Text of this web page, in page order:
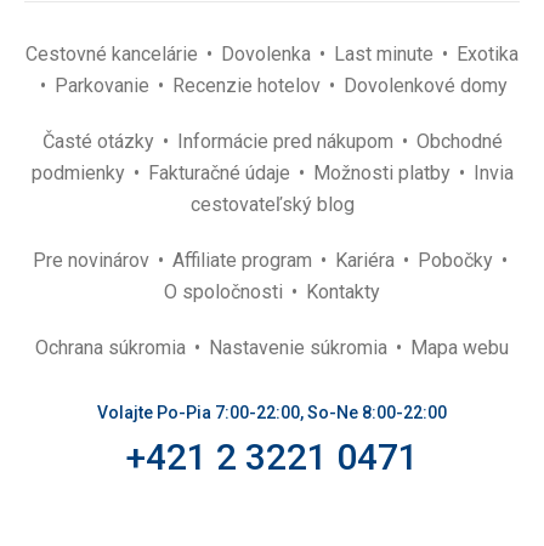
Cestovné kancelárie Dovolenka Last minute
Exotika
Parkovanie
Recenzie hotelov Dovolenkové domy
Časté otázky Informácie pred nákupom
Obchodné
podmienky
Fakturačné údaje Možnosti platby
Invia
cestovateľský blog
Pre novinárov Affiliate program Kariéra
Pobočky
O spoločnosti
Kontakty
Ochrana súkromia Nastavenie súkromia Mapa webu
Volajte Po-Pia 7:00-22:00, So-Ne 8:00-22:00
+421 2 3221 0471